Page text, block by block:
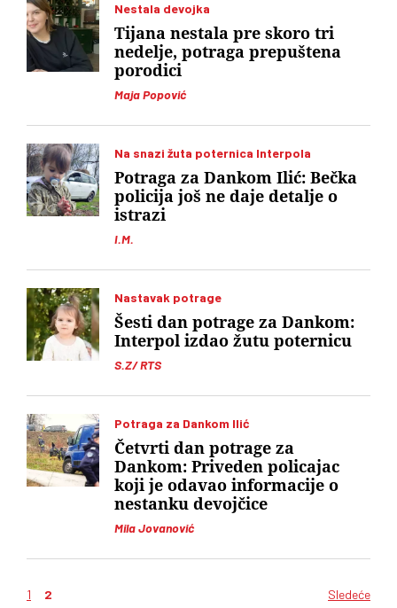
Nestala devojka
Maja Popović
Tijana nestala pre skoro tri
nedelje, potraga prepuštena
porodici
Na snazi žuta poternica Interpola
I.M.
Potraga za Dankom Ilić: Bečka
policija još ne daje detalje o
istrazi
Nastavak potrage
S.Z/ RTS
Šesti dan potrage za Dankom:
Interpol izdao žutu poternicu
Potraga za Dankom Ilić
Mila Jovanović
Četvrti dan potrage za
Dankom: Priveden policajac
koji je odavao informacije o
nestanku devojčice
1 2 Sledeće